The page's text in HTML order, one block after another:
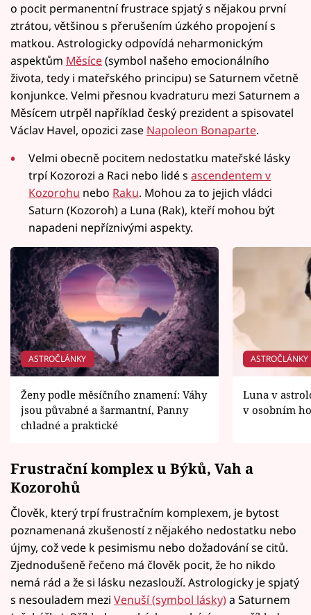
o pocit permanentní frustrace spjatý s nějakou první
ztrátou, většinou s přerušením úzkého propojení s
matkou. Astrologicky odpovídá neharmonickým
aspektům Měsíce(symbol našeho emocionálního
života, tedy i mateřského principu) se Saturnem včetně
konjunkce. Velmi přesnou kvadraturu mezi Saturnem a
Měsícem utrpěl například český prezident a spisovatel
Václav Havel, opozici zase Napoleon Bonaparte.
Velmi obecně pocitem nedostatku mateřské lásky
trpí Kozorozi a Raci nebo lidé sascendentem v
Kozorohu nebo Raku. Mohou za to jejich vládci
Saturn (Kozoroh) a Luna (Rak), kteří mohou být
napadeni nepříznivými aspekty.
ASTROČLÁNKY
Ženy podle měsíčního znamení: Váhy
jsou půvabné a šarmantní, Panny
chladné a praktické
ASTROČLÁNKY
Luna v
v osobním
Frustrační komplex u Býků, Vah a
Kozorohů
Člověk, který trpí frustračním komplexem, je bytost
poznamenaná zkušeností z nějakého nedostatku nebo
újmy, což vede k pesimismu nebo dožadování se citů.
Zjednodušeně řečeno má člověk pocit, že ho nikdo
nemá rád a že si lásku nezaslouží. Astrologicky je spjatý
s nesouladem mezi Venuší (symbol lásky)a Saturnem